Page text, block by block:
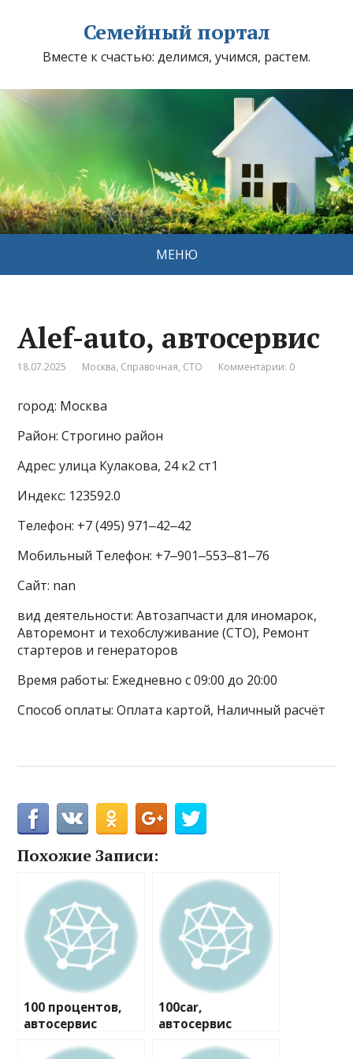
Семейный портал
Вместе к счастью: делимся, учимся, растем.
МЕНЮ
Alef-auto, автосервис
18.07.2025 Москва, Справочная, СТО Комментарии: 0
город: Москва
Район: Строгино район
Адрес: улица Кулакова, 24 к2 ст1
Индекс: 123592.0
Телефон: +7 (495) 971‒42‒42
Мобильный Телефон: +7‒901‒553‒81‒76
Сайт: nan
вид деятельности: Автозапчасти для иномарок,
Авторемонт и техобслуживание (СТО), Ремонт
стартеров и генераторов
Время работы: Ежедневно с 09:00 до 20:00
Способ оплаты: Оплата картой, Наличный расчёт
Похожие Записи:
100 процентов,
автосервис
100car,
автосервис